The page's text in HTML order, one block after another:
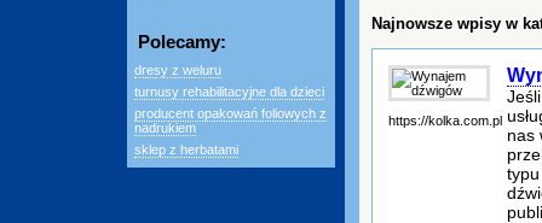
Polecamy:
dresy z weluru
turnusy rehabilitacyjne dla dzieci
producent opakowań foliowych z
nadrukiem
sklep z herbatami
Najnowsze wpisy w
https://kolka.com.pl
nas